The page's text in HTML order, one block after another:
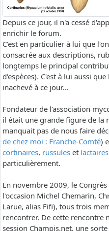
Depuis ce jour, il n'a cessé
enrichir le forum.
C'est en particulier à lui que
consacrée aux descriptions,
longtemps le principal
d'espèces). C'est à lui aussi
inachevé à ce jour...
Fondateur de l’association
il était une grande figure de la
manquait pas de nous faire
de chez moi : Franche-Comté)
cortinaires, russules et lactaires
particulièrement.
En novembre 2009, le
l'occasion Michel Chemarin,
Larue, alias Fifi), tous trois
rencontrer. De cette rencontre
session Champis.net, une